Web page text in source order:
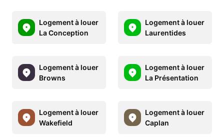
Logement à louer
La Conception
Logement à louer
Laurentides
Logement à louer
Browns
Logement à louer
La Présentation
Logement à louer
Wakefield
Logement à louer
Caplan